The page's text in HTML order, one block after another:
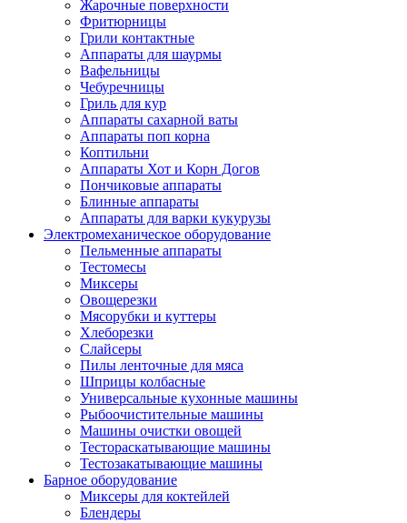
Жарочные поверхности
Фритюрницы
Грили контактные
Аппараты для шаурмы
Вафельницы
Чебуречницы
Гриль для кур
Аппараты сахарной ваты
Аппараты поп корна
Коптильни
Аппараты Хот и Корн Догов
Пончиковые аппараты
Блинные аппараты
Аппараты для варки кукурузы
Электромеханическое оборудование
Пельменные аппараты
Тестомесы
Миксеры
Овощерезки
Мясорубки и куттеры
Хлеборезки
Слайсеры
Пилы ленточные для мяса
Шприцы колбасные
Универсальные кухонные машины
Рыбоочистительные машины
Машины очистки овощей
Тестораскатывающие машины
Тестозакатывающие машины
Барное оборудование
Миксеры для коктейлей
Блендеры